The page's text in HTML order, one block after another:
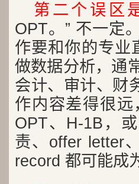
第二个误区
OPT。” 不一定
作要和你的专业
做数据分析，通
会计、审计、财
作内容差得很
OPT、H-1B，
责、offer letter
record 都可能成